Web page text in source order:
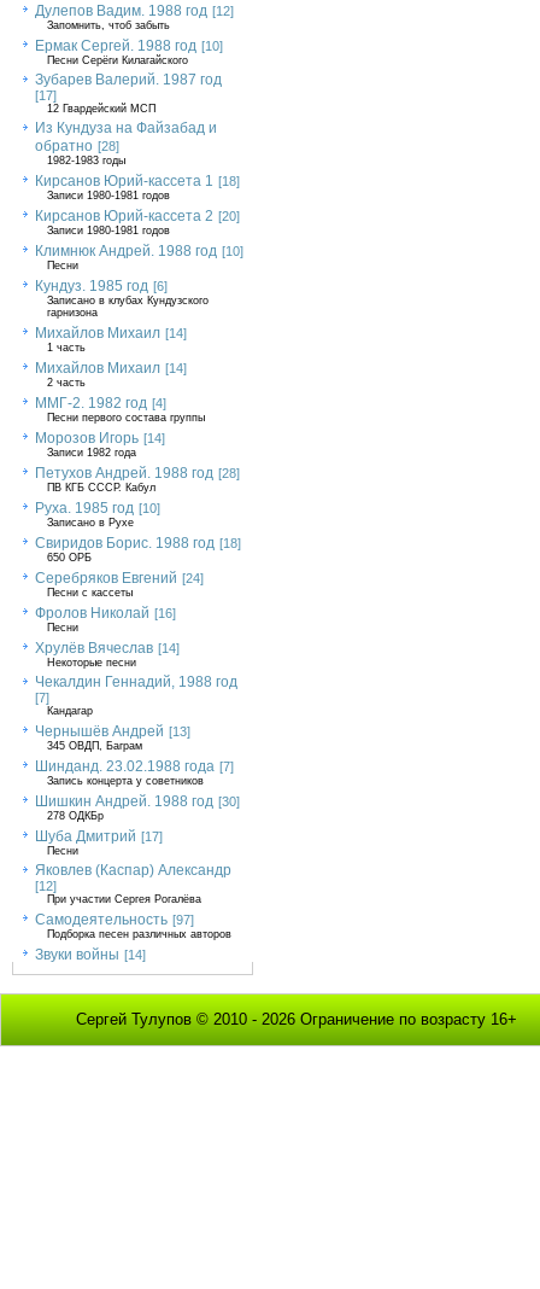
Дулепов Вадим. 1988 год [12]
Запомнить, чтоб забыть
Ермак Сергей. 1988 год [10]
Песни Серёги Килагайского
Зубарев Валерий. 1987 год
[17]
12 Гвардейский МСП
Из Кундуза на Файзабад и
обратно [28]
1982-1983 годы
Кирсанов Юрий-кассета 1 [18]
Записи 1980-1981 годов
Кирсанов Юрий-кассета 2 [20]
Записи 1980-1981 годов
Климнюк Андрей. 1988 год [10]
Песни
Кундуз. 1985 год [6]
Записано в клубах Кундузского
гарнизона
Михайлов Михаил [14]
1 часть
Михайлов Михаил [14]
2 часть
ММГ-2. 1982 год [4]
Песни первого состава группы
Морозов Игорь [14]
Записи 1982 года
Петухов Андрей. 1988 год [28]
ПВ КГБ СССР. Кабул
Руха. 1985 год [10]
Записано в Рухе
Свиридов Борис. 1988 год [18]
650 ОРБ
Серебряков Евгений [24]
Песни с кассеты
Фролов Николай [16]
Песни
Хрулёв Вячеслав [14]
Некоторые песни
Чекалдин Геннадий, 1988 год
[7]
Кандагар
Чернышёв Андрей [13]
345 ОВДП, Баграм
Шинданд. 23.02.1988 года [7]
Запись концерта у советников
Шишкин Андрей. 1988 год [30]
278 ОДКБр
Шуба Дмитрий [17]
Песни
Яковлев (Каспар) Александр
[12]
При участии Сергея Рогалёва
Самодеятельность [97]
Подборка песен различных авторов
Звуки войны [14]
Сергей Тулупов © 2010 - 2026 Ограничение по возрасту 16+